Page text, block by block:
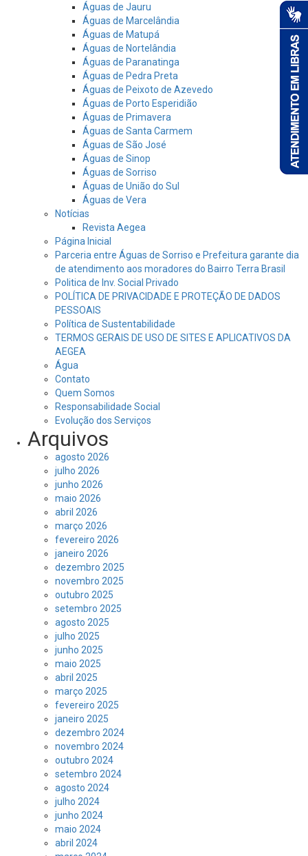
Águas de Jauru
Águas de Marcelândia
Águas de Matupá
Águas de Nortelândia
Águas de Paranatinga
Águas de Pedra Preta
Águas de Peixoto de Azevedo
Águas de Porto Esperidião
Águas de Primavera
Águas de Santa Carmem
Águas de São José
Águas de Sinop
Águas de Sorriso
Águas de União do Sul
Águas de Vera
Notícias
Revista Aegea
Página Inicial
Parceria entre Águas de Sorriso e Prefeitura garante dia
de atendimento aos moradores do Bairro Terra Brasil
Politica de Inv. Social Privado
POLÍTICA DE PRIVACIDADE E PROTEÇÃO DE DADOS
PESSOAIS
Política de Sustentabilidade
TERMOS GERAIS DE USO DE SITES E APLICATIVOS DA
AEGEA
Água
Contato
Quem Somos
Responsabilidade Social
Evolução dos Serviços
Arquivos
agosto 2026
julho 2026
junho 2026
maio 2026
abril 2026
março 2026
fevereiro 2026
janeiro 2026
dezembro 2025
novembro 2025
outubro 2025
setembro 2025
agosto 2025
julho 2025
junho 2025
maio 2025
abril 2025
março 2025
fevereiro 2025
janeiro 2025
dezembro 2024
novembro 2024
outubro 2024
setembro 2024
agosto 2024
julho 2024
junho 2024
maio 2024
abril 2024